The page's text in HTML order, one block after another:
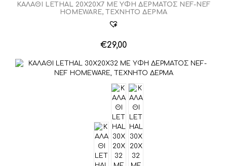
ΚΑΛΑΘΙ LETHAL 20X20X7 ΜΕ ΥΦΗ ΔΕΡΜΑΤΟΣ NEF-NEF
HOMEWARE, ΤΕΧΝΗΤΟ ΔΕΡΜΑ
€29,00